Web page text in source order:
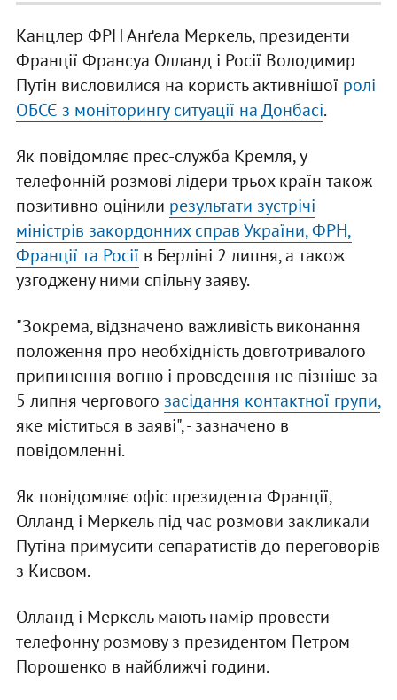
Канцлер ФРН Анґела Меркель, президенти
Франції Франсуа Олланд і Росії Володимир
Путін висловилися на користь активнішої ролі
ОБСЄ з моніторингу ситуації на Донбасі.
Як повідомляє прес-служба Кремля, у
телефонній розмові лідери трьох країн також
позитивно оцінили результати зустрічі
міністрів закордонних справ України, ФРН,
Франції та Росії в Берліні 2 липня, а також
узгоджену ними спільну заяву.
"Зокрема, відзначено важливість виконання
положення про необхідність довготривалого
припинення вогню і проведення не пізніше за
5 липня чергового засідання контактної групи,
яке міститься в заяві", - зазначено в
повідомленні.
Як повідомляє офіс президента Франції,
Олланд і Меркель під час розмови закликали
Путіна примусити сепаратистів до переговорів
з Києвом.
Олланд і Меркель мають намір провести
телефонну розмову з президентом Петром
Порошенко в найближчі години.